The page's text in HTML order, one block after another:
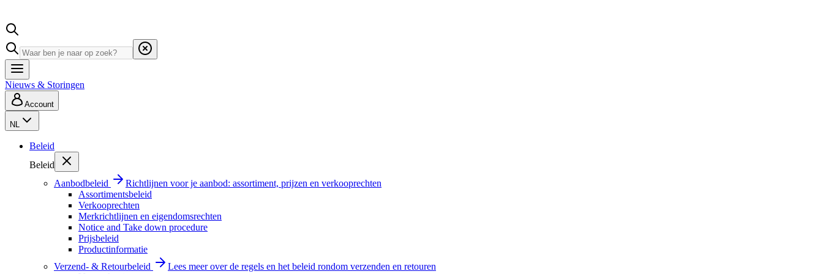
Nieuws & Storingen
Account
NL
Beleid
Beleid
Aanbodbeleid
Richtlijnen voor je aanbod: assortiment, prijzen en verkooprechten
Assortimentsbeleid
Verkooprechten
Merkrichtlijnen en eigendomsrechten
Notice and Take down procedure
Prijsbeleid
Productinformatie
Verzend- & Retourbeleid
Lees meer over de regels en het beleid rondom verzenden en retouren